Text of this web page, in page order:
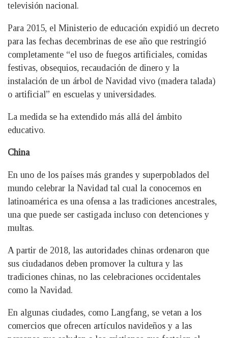
televisión nacional.
Para 2015, el Ministerio de educación expidió un decreto
para las fechas decembrinas de ese año que restringió
completamente “el uso de fuegos artificiales, comidas
festivas, obsequios, recaudación de dinero y la
instalación de un árbol de Navidad vivo (madera talada)
o artificial” en escuelas y universidades.
La medida se ha extendido más allá del ámbito
educativo.
China
En uno de los países más grandes y superpoblados del
mundo celebrar la Navidad tal cual la conocemos en
latinoamérica es una ofensa a las tradiciones ancestrales,
una que puede ser castigada incluso con detenciones y
multas.
A partir de 2018, las autoridades chinas ordenaron que
sus ciudadanos deben promover la cultura y las
tradiciones chinas, no las celebraciones occidentales
como la Navidad.
En algunas ciudades, como Langfang, se vetan a los
comercios que ofrecen artículos navideños y a las